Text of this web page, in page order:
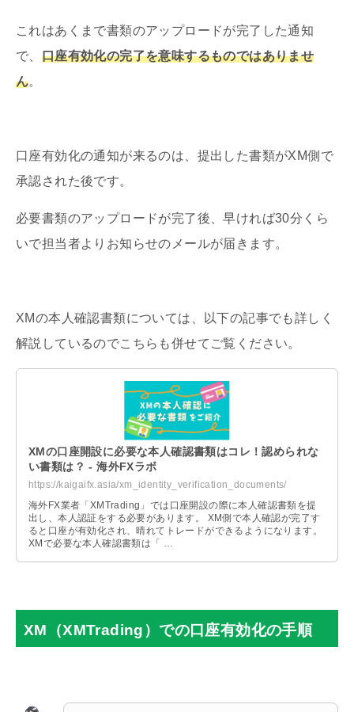
これはあくまで書類のアップロードが完了した通知
で、 口座有効化の完了を意味するものではありませ
ん。
口座有効化の通知が来るのは、提出した書類がXM側で
承認された後です。
必要書類のアップロードが完了後、早ければ30分くら
いで担当者よりお知らせのメールが届きます。
XMの本人確認書類については、以下の記事でも詳しく
解説しているのでこちらも併せてご覧ください。
XMの口座開設に必要な本人確認書類はコレ！認められな
い書類は？ - 海外FXラボ
https://kaigaifx.asia/xm_identity_verification_documents/
海外FX業者「XMTrading」では口座開設の際に本人確認書類を提
出し、本人認証をする必要があります。 XM側で本人確認が完了す
ると口座が有効化され、晴れてトレードができるようになります。
XMで必要な本人確認書類は「 …
XM（XMTrading）での口座有効化の手順